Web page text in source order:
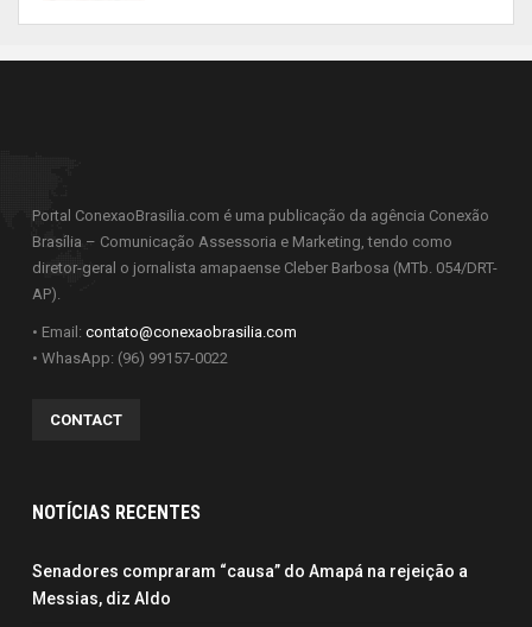
Portal ConexaoBrasilia.com é uma publicação da agência Conexão
Brasília – Comunicação Assessoria e Marketing, tendo como
diretor-geral o jornalista amapaense Cleber Barbosa (MTb. 054/DRT-
AP).
• Email: contato@conexaobrasilia.com
• WhasApp: (96) 99157-0022
CONTACT
NOTÍCIAS RECENTES
Senadores compraram “causa” do Amapá na rejeição a
Messias, diz Aldo